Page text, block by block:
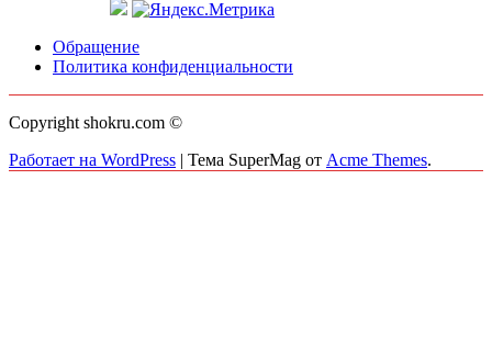
Обращение
Политика конфиденциальности
Copyright shokru.com ©
Работает на WordPress | Тема SuperMag от Acme Themes.